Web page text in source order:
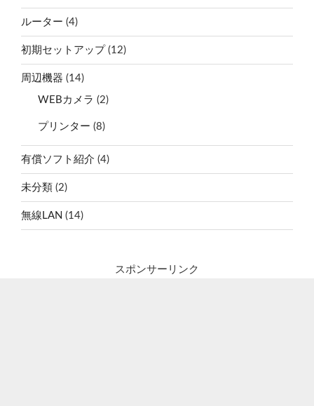
ルーター (4)
初期セットアップ(12)
周辺機器 (14)
WEBカメラ (2)
プリンター (8)
有償ソフト紹介 (4)
未分類 (2)
無線LAN (14)
スポンサーリンク